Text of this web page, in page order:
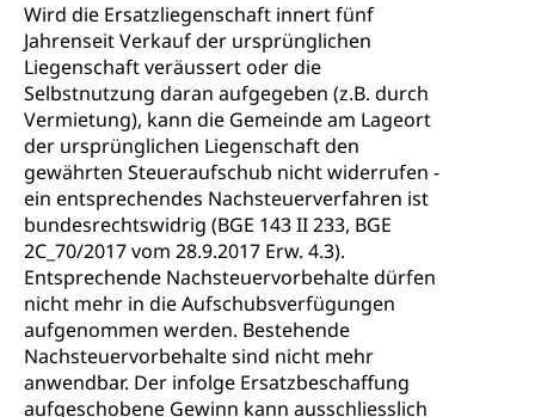
Wird die Ersatzliegenschaft innert fünf
Jahrenseit Verkauf der ursprünglichen
Liegenschaft veräussert oder die
Selbstnutzung daran aufgegeben (z.B. durch
Vermietung), kann die Gemeinde am Lageort
der ursprünglichen Liegenschaft den
gewährten Steueraufschub nicht widerrufen -
ein entsprechendes Nachsteuerverfahren ist
bundesrechtswidrig (BGE 143 II 233, BGE
2C_70/2017 vom 28.9.2017 Erw. 4.3).
Entsprechende Nachsteuervorbehalte dürfen
nicht mehr in die Aufschubsverfügungen
aufgenommen werden. Bestehende
Nachsteuervorbehalte sind nicht mehr
anwendbar. Der infolge Ersatzbeschaffung
aufgeschobene Gewinn kann ausschliesslich